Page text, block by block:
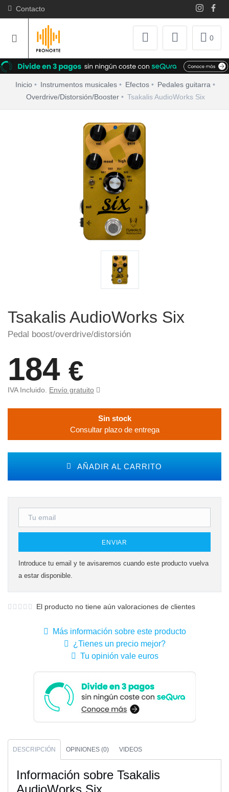
Contacto
0
Inicio Instrumentos musicales Efectos
Pedales guitarra
Overdrive/Distorsión/Booster
Tsakalis AudioWorks Six
Tsakalis AudioWorks Six
Pedal boost/overdrive/distorsión
184 €
IVA Incluido. Envío gratuito
Sin stock
Consultar plazo de entrega
AÑADIR AL CARRITO
ENVIAR
Introduce tu email y te avisaremos cuando este producto vuelva
a estar disponible.
El producto no tiene aún valoraciones de clientes
Más información sobre este producto
¿Tienes un precio mejor?
Tu opinión vale euros
DESCRIPCIÓN OPINIONES (0) VIDEOS
Información sobre Tsakalis